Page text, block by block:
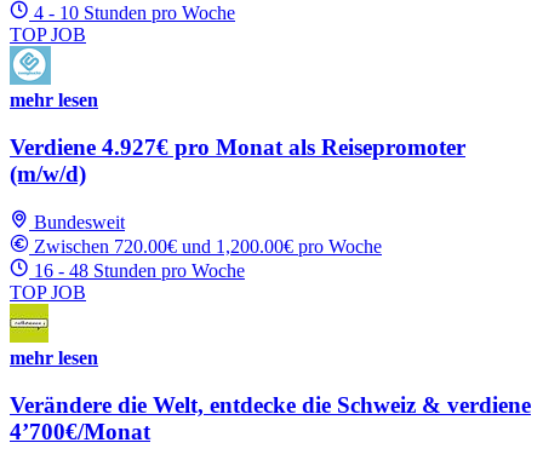
4 - 10 Stunden pro Woche
TOP JOB
mehr lesen
Verdiene 4.927€ pro Monat als Reisepromoter
(m/w/d)
Bundesweit
Zwischen 720.00€ und 1,200.00€ pro Woche
16 - 48 Stunden pro Woche
TOP JOB
mehr lesen
Verändere die Welt, entdecke die Schweiz & verdiene
4’700€/Monat